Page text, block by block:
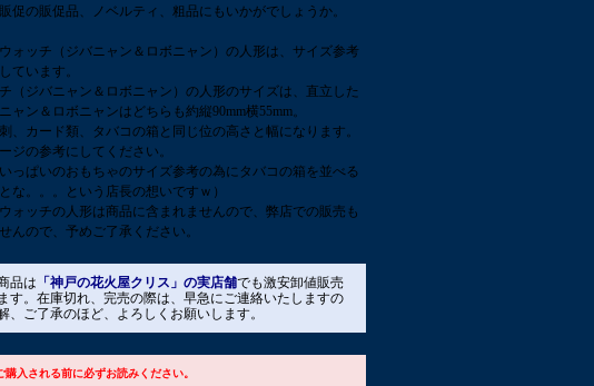
促の販促品、ノベルティ、粗品にもいかがでしょうか。
ォッチ（ジバニャン＆ロボニャン）の人形は、サイズ参考
ています。
（ジバニャン＆ロボニャン）の人形のサイズは、直立した
ャン＆ロボニャンはどちらも約縦90mm横55mm。
、カード類、タバコの箱と同じ位の高さと幅になります。
ジの参考にしてください。
いっぱいのおもちゃのサイズ参考の為にタバコの箱を並べる
な。。。という店長の想いですｗ）
ォッチの人形は商品に含まれませんので、弊店での販売も
んので、予めご了承ください。
品は 「神戸の花火屋クリス」の実店舗でも激安卸値販売
す。在庫切れ、完売の際は、早急にご連絡いたしますの
、ご了承のほど、よろしくお願いします。
購入される前に必ずお読みください。